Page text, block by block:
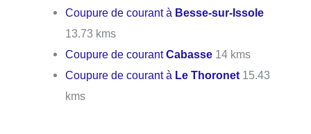
Coupure de courant à Besse-sur-Issole
13.73 kms
Coupure de courantCabasse 14 kms
Coupure de courant à Le Thoronet 15.43
kms